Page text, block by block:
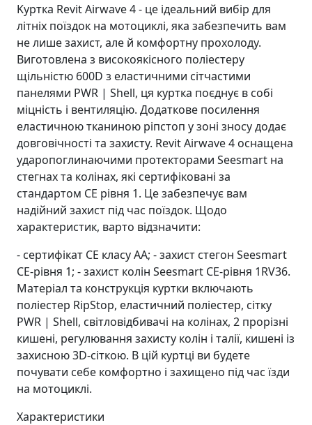
Kуртка Revit Airwave 4 - це ідеальний вибір для
літніх поїздок на мотоциклі, яка забезпечить вам
не лише захист, але й комфортну прохолоду.
Виготовлена з високоякісного поліестеру
щільністю 600D з еластичними сітчастими
панелями PWR | Shell, ця куртка поєднує в собі
міцність і вентиляцію. Додаткове посилення
еластичною тканиною ріпстоп у зоні зносу додає
довговічності та захисту. Revit Airwave 4 оснащена
ударопоглинаючими протекторами Seesmart на
стегнах та колінах, які сертифіковані за
стандартом CE рівня 1. Це забезпечує вам
надійний захист під час поїздок. Щодо
характеристик, варто відзначити:
- сертифікат CE класу AA; - захист стегон Seesmart
CE-рівня 1; - захист колін Seesmart CE-рівня 1RV36.
Матеріал та конструкція куртки включають
поліестер RipStop, еластичний поліестер, сітку
PWR | Shell, світловідбивачі на колінах, 2 прорізні
кишені, регулювання захисту колін і талії, кишені із
захисною 3D-сіткою. В цій куртці ви будете
почувати себе комфортно і захищено під час їзди
на мотоциклі.
Характеристики